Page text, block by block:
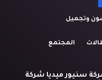
وتجميل
المجتمع
سنيور ميديا شركة